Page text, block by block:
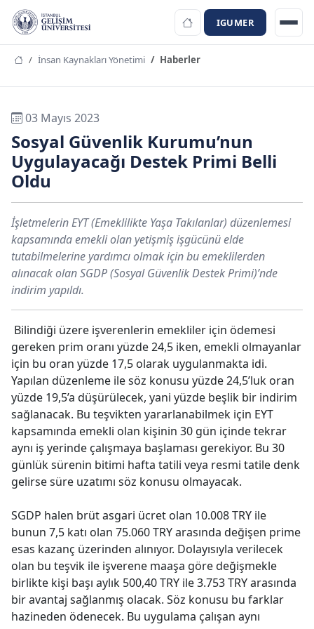
IGUMER
İnsan Kaynakları Yönetimi Haberler
03 Mayıs 2023
Sosyal Güvenlik Kurumu’nun
Uygulayacağı Destek Primi Belli
Oldu
İşletmelerin EYT (Emeklilikte Yaşa Takılanlar) düzenlemesi
kapsamında emekli olan yetişmiş işgücünü elde
tutabilmelerine yardımcı olmak için bu emeklilerden
alınacak olan SGDP (Sosyal Güvenlik Destek Primi)’nde
indirim yapıldı.
Bilindiği üzere işverenlerin emekliler için ödemesi
gereken prim oranı yüzde 24,5 iken, emekli olmayanlar
için bu oran yüzde 17,5 olarak uygulanmakta idi.
Yapılan düzenleme ile söz konusu yüzde 24,5’luk oran
yüzde 19,5’a düşürülecek, yani yüzde beşlik bir indirim
sağlanacak. Bu teşvikten yararlanabilmek için EYT
kapsamında emekli olan kişinin 30 gün içinde tekrar
aynı iş yerinde çalışmaya başlaması gerekiyor. Bu 30
günlük sürenin bitimi hafta tatili veya resmi tatile denk
gelirse süre uzatımı söz konusu olmayacak.
SGDP halen brüt asgari ücret olan 10.008 TRY ile
bunun 7,5 katı olan 75.060 TRY arasında değişen prime
esas kazanç üzerinden alınıyor. Dolayısıyla verilecek
olan bu teşvik ile işverene maaşa göre değişmekle
birlikte kişi başı aylık 500,40 TRY ile 3.753 TRY arasında
bir avantaj sağlanmış olacak. Söz konusu bu farklar
hazineden ödenecek. Bu uygulama çalışan aynı